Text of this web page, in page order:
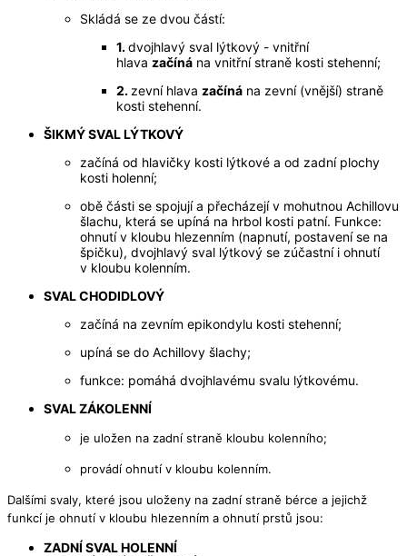
Skládá se ze dvou částí:
1.dvojhlavý sval lýtkový - vnitřní
hlava začíná na vnitřní straně kosti stehenní;
2.zevní hlava začíná na zevní (vnější) straně
kosti stehenní.
ŠIKMÝ SVAL LÝTKOVÝ
začíná od hlavičky kosti lýtkové a od zadní plochy
kosti holenní;
obě části se spojují a přecházejí v mohutnou Achillovu
šlachu, která se upíná na hrbol kosti patní. Funkce:
ohnutí v kloubu hlezenním (napnutí, postavení se na
špičku), dvojhlavý sval lýtkový se zúčastní i ohnutí
v kloubu kolenním.
SVAL CHODIDLOVÝ
začíná na zevním epikondylu kosti stehenní;
upíná se do Achillovy šlachy;
funkce: pomáhá dvojhlavému svalu lýtkovému.
SVAL ZÁKOLENNÍ
je uložen na zadní straně kloubu kolenního;
provádí ohnutí v kloubu kolenním.
Dalšími svaly, které jsou uloženy na zadní straně bérce a jejichž
funkcí je ohnutí v kloubu hlezenním a ohnutí prstů jsou:
ZADNÍ SVAL HOLENNÍ